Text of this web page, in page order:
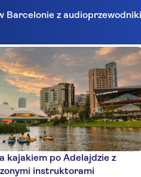
Barcelonie z
kajakiem po Adelajdzie z
instruktorami